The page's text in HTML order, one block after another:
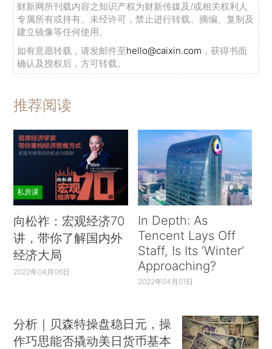
财新网所刊载内容之知识产权为财新传媒及/或相关权利人
专属所有或持有。未经许可，禁止进行转载、摘编、复制及
建立镜像等任何使用。
如有意愿转载，请发邮件至hello@caixin.com ，获得书面
确认及授权后，方可转载。
推荐阅读
私房课
向松祚：宏观经济70
讲，带你了解国内外
经济大局
2022年04月06日
In Depth: As
Tencent Lays Off
Staff, Is Its ‘Winter’
Approaching?
2022年04月01日
分析｜贝森特操盘稳日元，操
作巧思能否撬动美日货币基本